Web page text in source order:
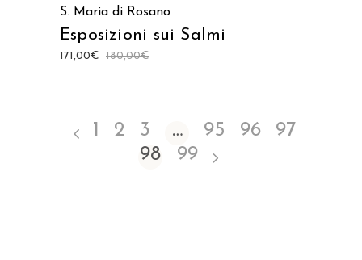
S. Maria di Rosano
Esposizioni sui Salmi
180,00€
171,00€
1 2 3 … 95 96
97
98
99